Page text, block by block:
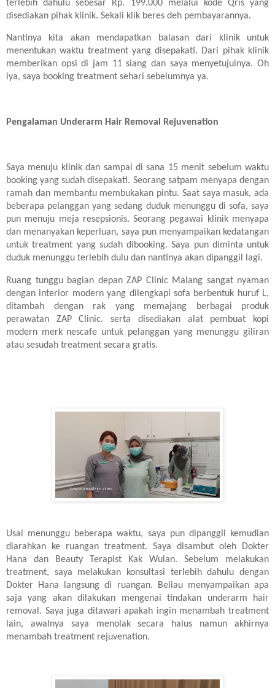
terlebih dahulu sebesar Rp. 199.000 melalui kode Qris yang
disediakan pihak klinik. Sekali klik beres deh pembayarannya.
Nantinya kita akan mendapatkan balasan dari klinik untuk
menentukan waktu treatment yang disepakati. Dari pihak klinik
memberikan opsi di jam 11 siang dan saya menyetujuinya. Oh
iya, saya booking treatment sehari sebelumnya ya.
Pengalaman Underarm Hair Removal Rejuvenation
Saya menuju klinik dan sampai di sana 15 menit sebelum waktu
booking yang sudah disepakati. Seorang satpam menyapa dengan
ramah dan membantu membukakan pintu. Saat saya masuk, ada
beberapa pelanggan yang sedang duduk menunggu di sofa, saya
pun menuju meja resepsionis. Seorang pegawai klinik menyapa
dan menanyakan keperluan, saya pun menyampaikan kedatangan
untuk treatment yang sudah dibooking. Saya pun diminta untuk
duduk menunggu terlebih dulu dan nantinya akan dipanggil lagi.
Ruang tunggu bagian depan ZAP Clinic Malang sangat nyaman
dengan interior modern yang dilengkapi sofa berbentuk huruf L,
ditambah dengan rak yang memajang berbagai produk
perawatan ZAP Clinic. serta disediakan alat pembuat kopi
modern merk nescafe untuk pelanggan yang menunggu giliran
atau sesudah treatment secara gratis.
Usai menunggu beberapa waktu, saya pun dipanggil kemudian
diarahkan ke ruangan treatment. Saya disambut oleh Dokter
Hana dan Beauty Terapist Kak Wulan. Sebelum melakukan
treatment, saya melakukan konsultasi terlebih dahulu dengan
Dokter Hana langsung di ruangan. Beliau menyampaikan apa
saja yang akan dilakukan mengenai tindakan underarm hair
removal. Saya juga ditawari apakah ingin menambah treatment
lain, awalnya saya menolak secara halus namun akhirnya
menambah treatment rejuvenation.